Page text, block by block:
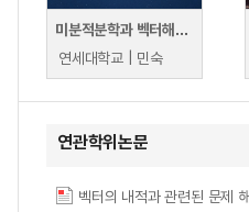
미분적분학과 벡터해석(2)
연세대학교 | 민숙
연관학위논문
벡터의 내적과 관련된 문